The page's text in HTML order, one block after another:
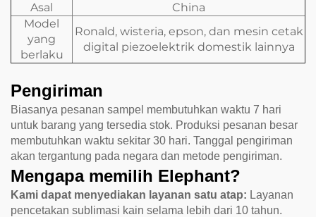
Asal
China
Model
yang
berlaku
Ronald, wisteria, epson, dan mesin cetak
digital piezoelektrik domestik lainnya
Pengiriman
Biasanya pesanan sampel membutuhkan waktu 7 hari
untuk barang yang tersedia stok. Produksi pesanan besar
membutuhkan waktu sekitar 30 hari. Tanggal pengiriman
akan tergantung pada negara dan metode pengiriman.
Mengapa memilih Elephant?
Kami dapat menyediakan layanan satu atap: Layanan
pencetakan sublimasi kain selama lebih dari 10 tahun.